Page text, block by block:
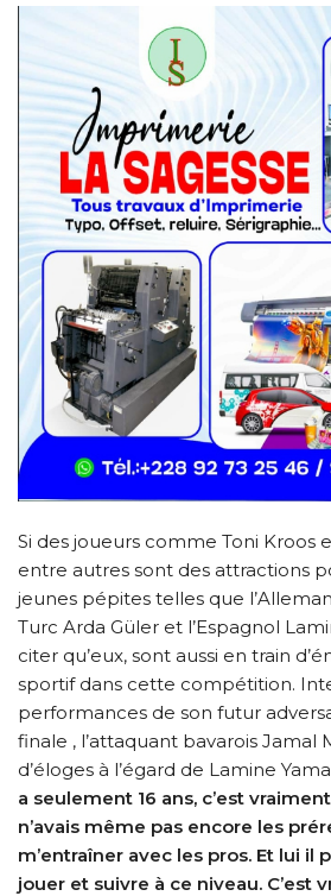
Si des joueurs comme Toni Kroos
entre autres sont des attractions
jeunes pépites telles que
Turc Arda Güler et l’Espagnol
citer qu’eux, sont aussi en train
sportif dans cette compétition.
performances de son futur
finale , l’attaquant bavarois Jamal
d’éloges à l’égard de Lamine
a seulement 16 ans, c’est
n’avais même pas encore les
m’entraîner avec les pros. Et lui
jouer et suivre à ce niveau. C’est